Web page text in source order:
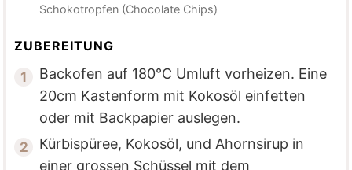
Schokotropfen (Chocolate Chips)
ZUBEREITUNG
Backofen auf 180°C Umluft vorheizen. Eine
20cm Kastenform mit Kokosöl einfetten
oder mit Backpapier auslegen.
Kürbispüree, Kokosöl, und Ahornsirup in
einer grossen Schüssel mit dem